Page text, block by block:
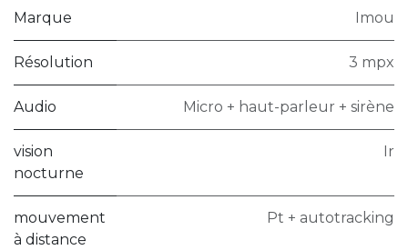
Marque Imou
Résolution 3 mpx
Audio Micro + haut-parleur + sirène
vision
nocturne
Ir
mouvement
à distance
Pt + autotracking